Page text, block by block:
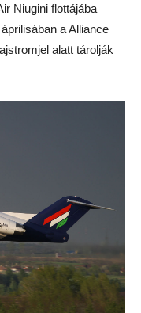
Niugini flottájába
a Alliance
alatt tárolják